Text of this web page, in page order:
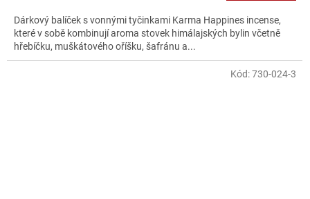
Dárkový balíček s vonnými tyčinkami Karma Happines incense,
které v sobě kombinují aroma stovek himálajských bylin včetně
hřebíčku, muškátového oříšku, šafránu a...
Kód:730-024-3